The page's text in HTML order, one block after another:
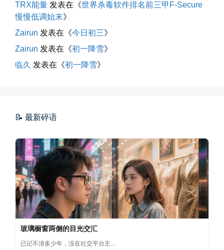
TRX能量 发表在《世界杀毒软件排名前三甲F-Secure
慢慢低调始末》
Zairun 发表在《今日初三》
Zairun 发表在《初一降雪》
临久 发表在《初一降雪》
📝 最新碎语
📅 04-30 21:41👤 Zairun
玻璃橱窗两侧的目光交汇
已记不清多少年，没在社交平台主...